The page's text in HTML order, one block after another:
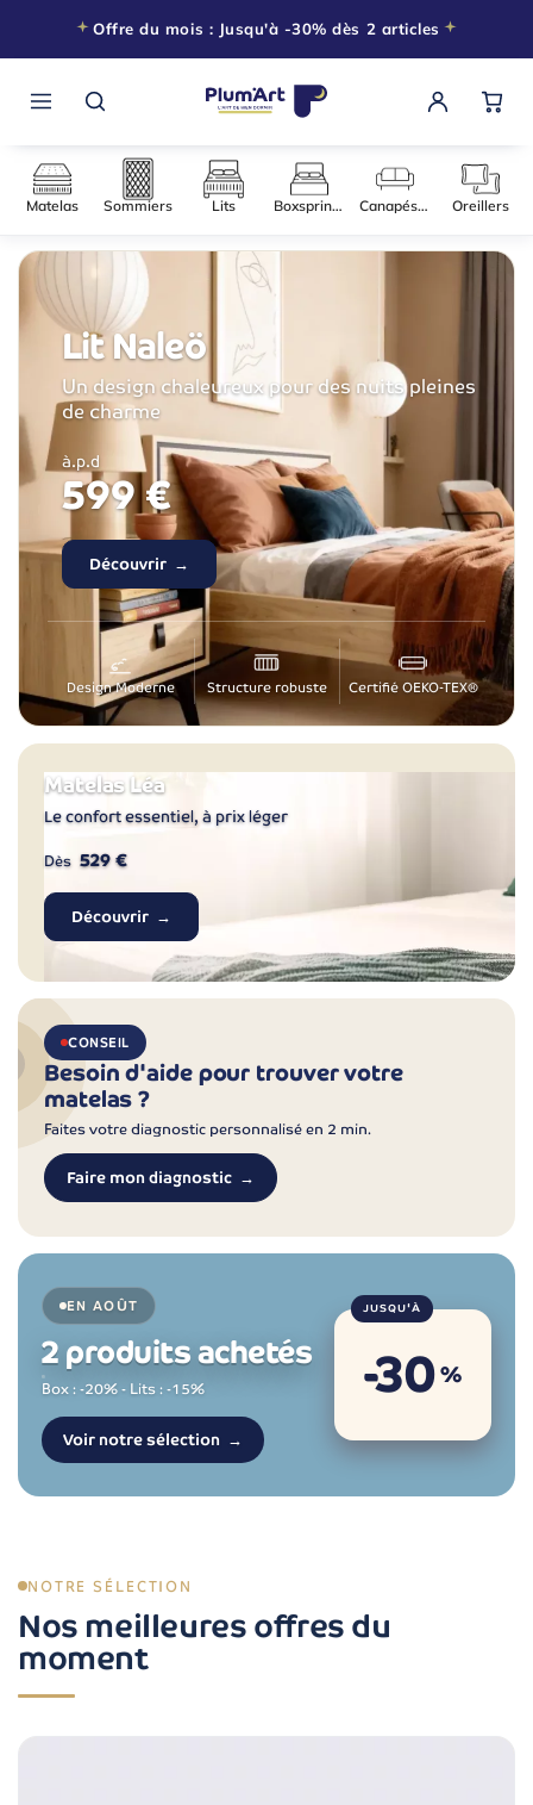
Offre du mois : Jusqu'à -30% dès 2 articles
Matelas Sommiers Lits Boxsprings
Lit Naleö
Un design chaleureux pour des nuits pleines
de charme
à.p.d
599 €
Découvrir
Design Moderne Structure robuste Certifié OEKO-TEX®
Matelas Léa
Le confort essentiel, à prix léger
Dès 529 €
Découvrir
CONSEIL
Besoin d'aide pour trouver votre
matelas ?
Faites votre diagnostic personnalisé en 2 min.
Faire mon diagnostic
EN AOÛT
2 produits achetés
Box : -20% - Lits : -15%
Voir notre sélection
JUSQU'À
-30%
NOTRE SÉLECTION
Nos meilleures offres du
moment